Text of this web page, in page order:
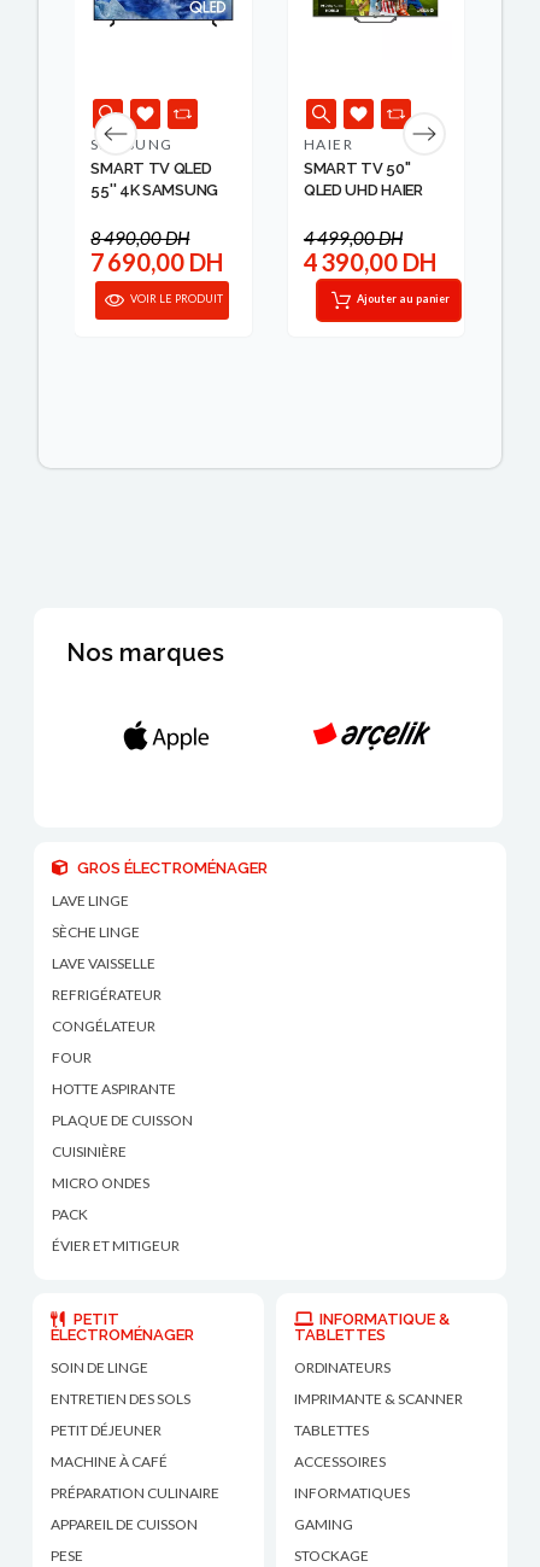
SAMSUNG
SMART TV QLED
55'' 4K SAMSUNG
8 490,00 DH
7 690,00 DH
VOIR LE PRODUIT
HAIER
SMART TV 50''
QLED UHD HAIER
4 499,00 DH
4 390,00 DH
Ajouter au panier
Nos marques
GROS ÉLECTROMÉNAGER
LAVE LINGE
SÈCHE LINGE
LAVE VAISSELLE
REFRIGÉRATEUR
CONGÉLATEUR
FOUR
HOTTE ASPIRANTE
PLAQUE DE CUISSON
CUISINIÈRE
MICRO ONDES
PACK
ÉVIER ET MITIGEUR
PETIT
ÉLECTROMÉNAGER
SOIN DE LINGE
ENTRETIEN DES SOLS
PETIT DÉJEUNER
MACHINE À CAFÉ
PRÉPARATION CULINAIRE
APPAREIL DE CUISSON
PESE
INFORMATIQUE &
TABLETTES
ORDINATEURS
IMPRIMANTE & SCANNER
TABLETTES
ACCESSOIRES
INFORMATIQUES
GAMING
STOCKAGE